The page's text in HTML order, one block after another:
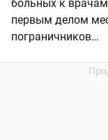
больных к
первым делом
пограничников…